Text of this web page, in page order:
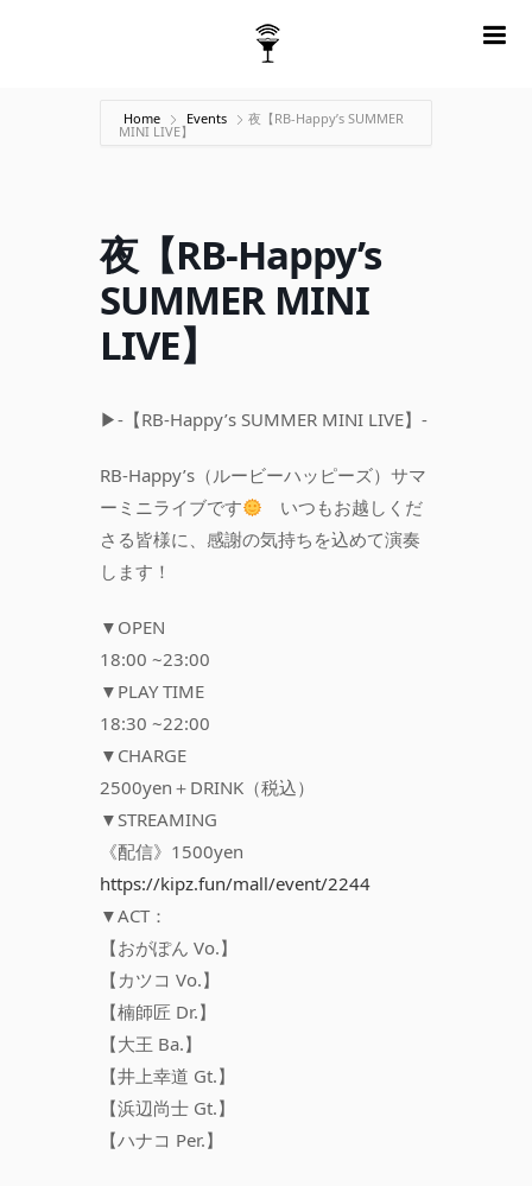
Home Events 夜【RB-Happy’s SUMMER
MINI LIVE】
夜【RB-Happy’s
SUMMER MINI
LIVE】
▶︎-【RB-Happy’s SUMMER MINI LIVE】-
RB-Happy’s（ルービーハッピーズ）サマ
ーミニライブです
いつもお越しくだ
さる皆様に、感謝の気持ちを込めて演奏
します！
▼OPEN
18:00 ~23:00
▼PLAY TIME
18:30 ~22:00
▼CHARGE
2500yen＋DRINK（税込）
▼STREAMING
《配信》1500yen
https://kipz.fun/mall/event/2244
▼ACT：
【おがぽん Vo.】
【カツコ Vo.】
【楠師匠 Dr.】
【大王 Ba.】
【井上幸道 Gt.】
【浜辺尚士 Gt.】
【ハナコ Per.】